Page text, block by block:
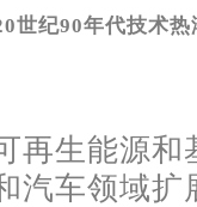
世纪90年代技术
再生能源和
汽车领域扩